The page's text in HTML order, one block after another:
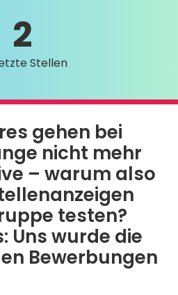
2
Stellen
gehen bei
nicht mehr
– warum also
testen?
Uns wurde die
Bewerbungen